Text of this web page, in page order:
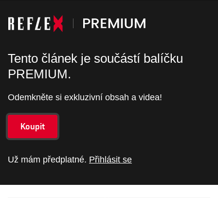
Tento článek je součástí balíčku
PREMIUM.
Odemkněte si exkluzivní obsah a videa!
Koupit
Už mám předplatné. Přihlásit se